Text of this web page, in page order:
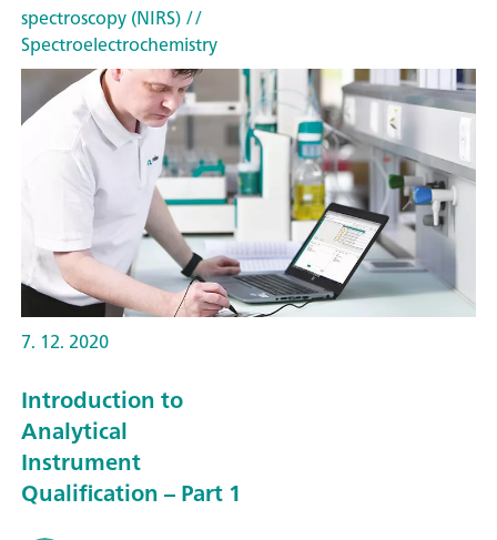
spectroscopy (NIRS)//
Spectroelectrochemistry
7. 12. 2020
Introduction to
Analytical
Instrument
Qualification – Part 1